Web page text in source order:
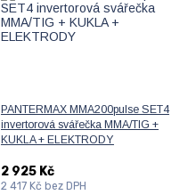
PANTERMAX MMA200pulse SET4
invertorová svářečka MMA/TIG +
KUKLA + ELEKTRODY
2 925 Kč
2 417 Kč bez DPH